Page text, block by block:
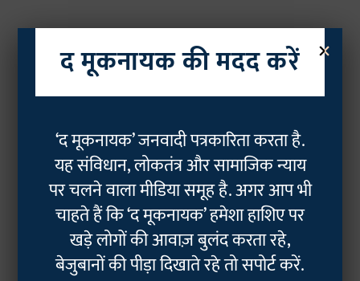
×
द मूकनायक की मदद करें
‘द मूकनायक’ जनवादी पत्रकारिता करता है.
यह संविधान, लोकतंत्र और सामाजिक न्याय
पर चलने वाला मीडिया समूह है. अगर आप भी
चाहते हैं कि ‘द मूकनायक’ हमेशा हाशिए पर
खड़े लोगों की आवाज़ बुलंद करता रहे,
बेजुबानों की पीड़ा दिखाते रहे तो सपोर्ट करें.